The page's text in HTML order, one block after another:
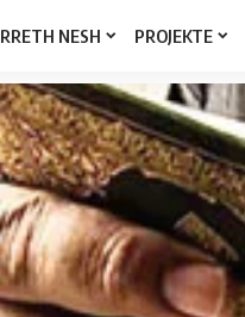
RRETH NESH PROJEKTE